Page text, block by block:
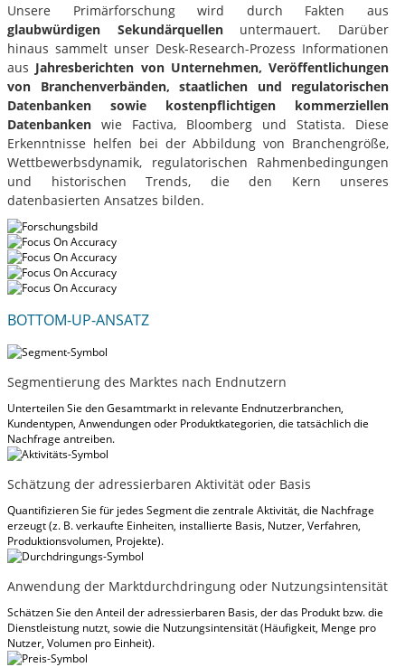
Unsere Primärforschung wird durch Fakten aus
glaubwürdigen Sekundärquellenuntermauert. Darüber
hinaus sammelt unser Desk-Research-Prozess Informationen
aus Jahresberichten von Unternehmen, Veröffentlichungen
von Branchenverbänden, staatlichen und regulatorischen
Datenbanken sowie kostenpflichtigen kommerziellen
Datenbanken wie Factiva, Bloomberg und Statista. Diese
Erkenntnisse helfen bei der Abbildung von Branchengröße,
Wettbewerbsdynamik, regulatorischen Rahmenbedingungen
und historischen Trends, die den Kern unseres
datenbasierten Ansatzes bilden.
BOTTOM-UP-ANSATZ
Segmentierung des Marktes nach Endnutzern
Unterteilen Sie den Gesamtmarkt in relevante Endnutzerbranchen,
Kundentypen, Anwendungen oder Produktkategorien, die tatsächlich die
Nachfrage antreiben.
Schätzung der adressierbaren Aktivität oder Basis
Quantifizieren Sie für jedes Segment die zentrale Aktivität, die Nachfrage
erzeugt (z. B. verkaufte Einheiten, installierte Basis, Nutzer, Verfahren,
Produktionsvolumen, Projekte).
Anwendung der Marktdurchdringung oder Nutzungsintensität
Schätzen Sie den Anteil der adressierbaren Basis, der das Produkt bzw. die
Dienstleistung nutzt, sowie die Nutzungsintensität (Häufigkeit, Menge pro
Nutzer, Volumen pro Einheit).